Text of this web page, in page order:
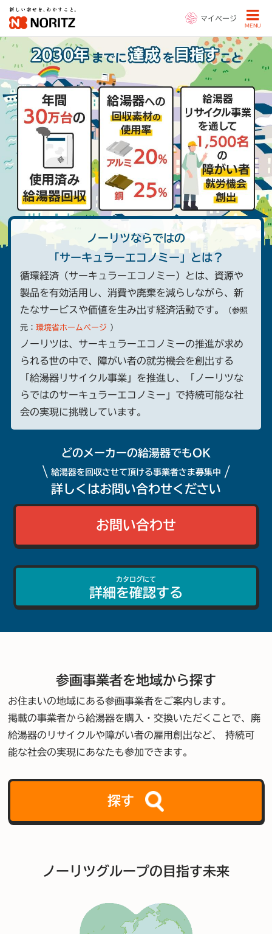
マイページ
MENU
ノーリツならではの
「サーキュラーエコノミー」とは？
循環経済（サーキュラーエコノミー）とは、資源や
製品を有効活用し、消費や廃棄を減らしながら、新
たなサービスや価値を生み出す経済活動です。
（参照
元：環境省ホームページ ）
ノーリツは、サーキュラーエコノミーの推進が求め
られる世の中で、障がい者の就労機会を創出する
「給湯器リサイクル事業」を推進し、「ノーリツな
らではのサーキュラーエコノミー」で持続可能な社
会の実現に挑戦しています。
どのメーカーの給湯器でもOK
\ 給湯器を回収させて頂ける事業者さま募集中
/
詳しくはお問い合わせください
お問い合わせ
カタログにて
詳細を確認する
参画事業者を地域から探す
お住まいの地域にある参画事業者をご案内します。
掲載の事業者から給湯器を購入・交換いただくことで、 廃
給湯器のリサイクルや障がい者の雇用創出など、
持続可
能な社会の実現にあなたも参加できます。
探す
ノーリツグループの目指す未来